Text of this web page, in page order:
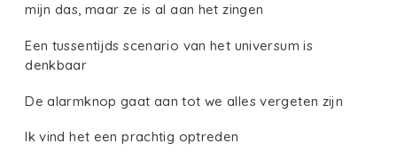
mijn das, maar ze is al aan het zingen
Een tussentijds scenario van het universum is
denkbaar
De alarmknop gaat aan tot we alles vergeten zijn
Ik vind het een prachtig optreden